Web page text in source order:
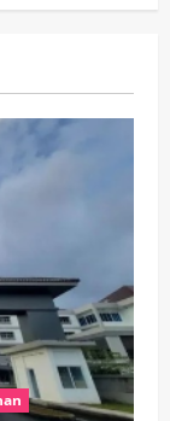
Wakaf,
2026
A’yun,
Jamaah
2026